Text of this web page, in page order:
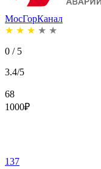
МосГорКанал
★ ★ ★ ★ ★
0 / 5
3.4/5
68
1000₽
137